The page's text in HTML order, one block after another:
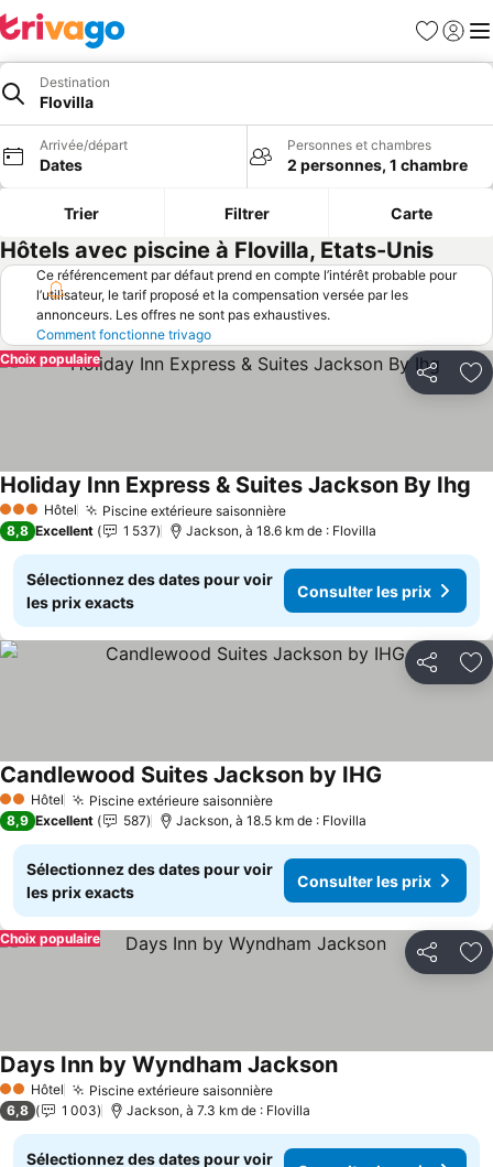
Favoris
Se
Destination
Flovilla
Arrivée/départ
Dates
Personnes et chambres
2 personnes, 1 chambre
Trier Filtrer Carte
Hôtels avec piscine à Flovilla, Etats-Unis
Ce référencement par défaut prend en compte l’intérêt probable pour
l’utilisateur, le tarif proposé et la compensation versée par les
annonceurs. Les offres ne sont pas exhaustives.
Comment fonctionne trivago
Partager
Choix populaire
3 ÉtoilesHôtel Piscine extérieure saisonnière
Holiday Inn Express & Suites Jackson By Ihg
8,8 Excellent 1 537 Jackson, à 18.6 km de : Flovilla
Sélectionnez des dates pour voir
les prix exacts
Consulter les prix
Partager
2 Étoiles
Hôtel Piscine extérieure saisonnière
Candlewood Suites Jackson by IHG
8,9 Excellent 587 Jackson, à 18.5 km de : Flovilla
Sélectionnez des dates pour voir
les prix exacts
Consulter les prix
Partager
Choix populaire
2 Étoiles
Hôtel Piscine extérieure saisonnière
Days Inn by Wyndham Jackson
6,8 1 003 Jackson, à 7.3 km de : Flovilla
Sélectionnez des dates pour voir